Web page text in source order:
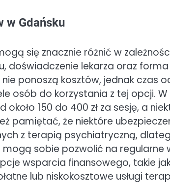
w Gdańsku
się znacznie różnić w
doświadczenie lekarza oraz forma
ponoszą kosztów, jednak czas
osób do korzystania z tej opcji.
150 do 400 zł za sesję, a
pamiętać, że niektóre
z terapią psychiatryczną,
sobie pozwolić na regularne
wsparcia finansowego, takie
lub niskokosztowe usługi